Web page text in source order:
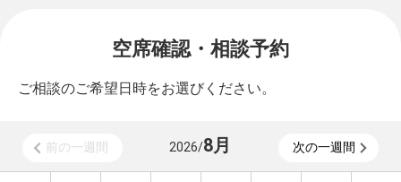
空席確認・相談予約
ご相談のご希望日時をお選びください。
前の一週間 2026/8月 次の一週間